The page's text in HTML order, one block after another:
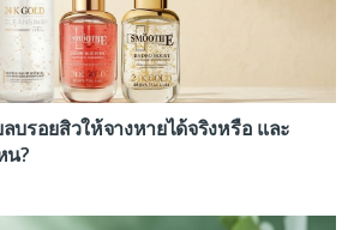
บรอยสิวให้จางหายได้จริงหรือ และ
น?